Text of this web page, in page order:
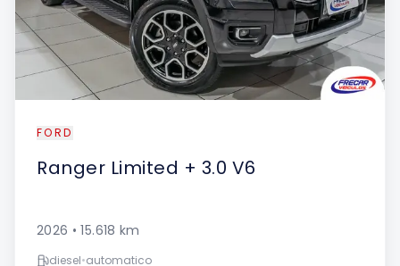
FORD
Ranger Limited + 3.0 V6
2026 •15.618 km
diesel•automatico